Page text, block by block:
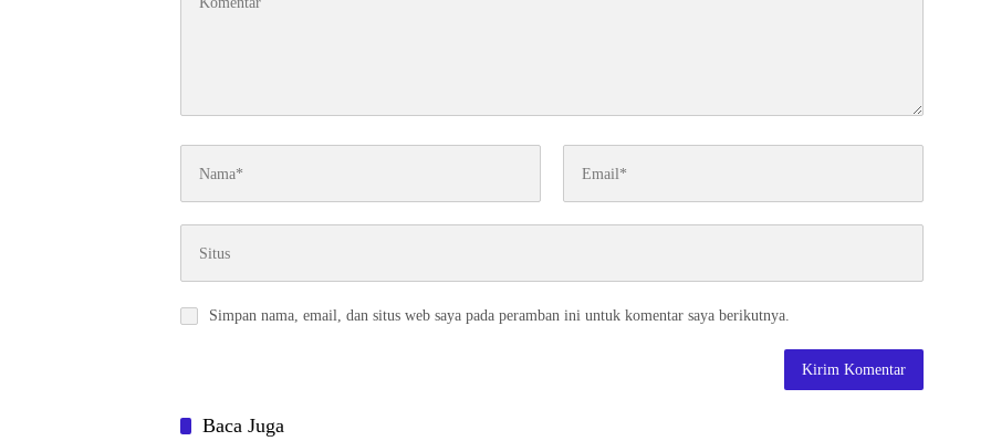
Simpan nama, email, dan situs web saya pada peramban ini untuk komentar saya berikutnya.
Baca Juga